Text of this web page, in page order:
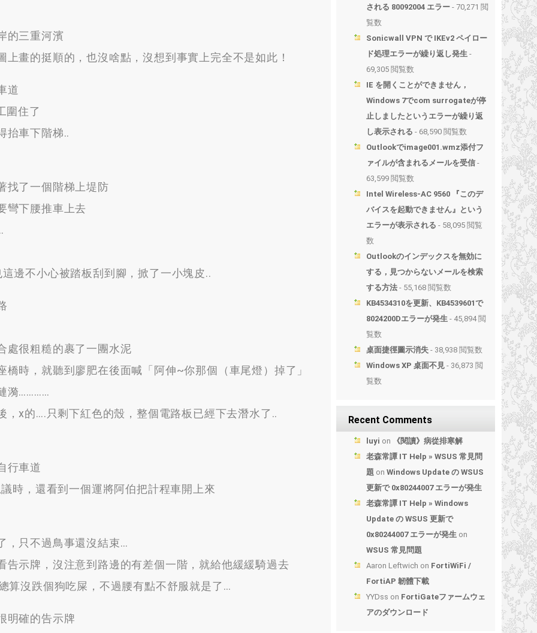
的三重河濱
上畫的挺順的 ，也沒啥點 ，沒想到事實上完全不是如此！
道
圍住了
抬車下階梯..
找了一個階梯上堤防
彎下腰推車上去
邊不小心被踏板刮到腳 ，掀了一小塊皮..
處很粗糙的裹了一團水泥
橋時 ， 就聽到廖肥在後面喊「阿伸~你那個（車尾燈）掉了」
漪…………
，x的…. 只剩下紅色的殼 ， 整個電路板已經下去潛水了..
行車道
時 ， 還看到一個運將阿伯把計程車開上來
， 只不過鳥事還沒結束…
告示牌 ， 沒注意到路邊的有差個一階 ， 就給他緩緩騎過去
算沒跌個狗吃屎 ， 不過腰有點不舒服就是了 …
明確的告示牌
される 80092004 エラー - 70,271 閲
覧数
Sonicwall VPN で IKEv2 ペイロー
ド処理エラーが繰り返し発生 -
69,305 閲覧数
IE を開くことができません，
Windows 7でcom surrogateが停
止しましたというエラーが繰り返
し表示される - 68,590 閲覧数
Outlookでimage001.wmz添付フ
ァイルが含まれるメールを受信 -
63,599 閲覧数
Intel Wireless-AC 9560 『このデ
バイスを起動できません』という
エラーが表示される - 58,095 閲覧
数
Outlookのインデックスを無効に
する，見つからないメールを検索
する方法 - 55,168 閲覧数
KB4534310を更新、KB4539601で
8024200Dエラーが発生 - 45,894 閲
覧数
桌面捷徑圖示消失 - 38,938 閲覧数
Windows XP 桌面不見 - 36,873 閲
覧数
Recent Comments
luyi on
《閱讀》病從排寒解
老森常譚 IT Help » WSUS 常見問
題 on Windows Update の WSUS
更新で 0x80244007 エラーが発生
老森常譚 IT Help » Windows
Update の WSUS 更新で
0x80244007 エラーが発生 on
WSUS 常見問題
Aaron Leftwich on FortiWiFi /
FortiAP 韌體下載
YYDss on FortiGateファームウェ
アのダウンロード